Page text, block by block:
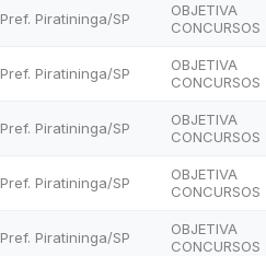
Pref. Piratininga/SP
OBJETIVA
CONCURSOS
Pref. Piratininga/SP
OBJETIVA
CONCURSOS
Pref. Piratininga/SP
OBJETIVA
CONCURSOS
Pref. Piratininga/SP
OBJETIVA
CONCURSOS
Pref. Piratininga/SP
OBJETIVA
CONCURSOS